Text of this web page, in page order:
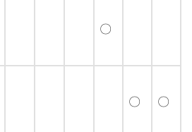
〇
〇 〇